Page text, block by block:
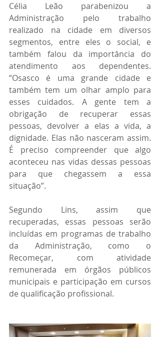
Célia Leão parabenizou a
Administração pelo trabalho
realizado na cidade em diversos
segmentos, entre eles o social, e
também falou da importância do
atendimento aos dependentes.
“Osasco é uma grande cidade e
também tem um olhar amplo para
esses cuidados. A gente tem a
obrigação de recuperar essas
pessoas, devolver a elas a vida, a
dignidade. Elas não nasceram assim.
É preciso compreender que algo
aconteceu nas vidas dessas pessoas
para que chegassem a essa
situação”.
Segundo Lins, assim que
recuperadas, essas pessoas serão
incluídas em programas de trabalho
da Administração, como o
Recomeçar, com atividade
remunerada em órgãos públicos
municipais e participação em cursos
de qualificação profissional.